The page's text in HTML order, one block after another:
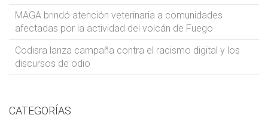
MAGA brindó atención veterinaria a comunidades
afectadas por la actividad del volcán de Fuego
Codisra lanza campaña contra el racismo digital y los
discursos de odio
CATEGORÍAS